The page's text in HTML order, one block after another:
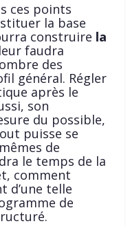
ces points
la base
construire la
faudra
des
général. Régler
après le
son
du possible,
puisse se
de
le temps de la
comment
d’une telle
de